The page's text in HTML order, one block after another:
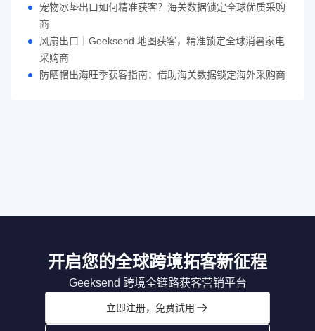
宠物冰垫出口如何精准获客？海关数据锁定全球优质采购
商
风扇出口｜Geeksend 地图获客，精准锁定全球消暑家电
采购商
防晒帽出海旺季获客指南：借助海关数据锁定海外采购商
开启您的全球跨境拓客新征程
Geeksend 跨境全链路获客营销平台
立即注册，免费试用